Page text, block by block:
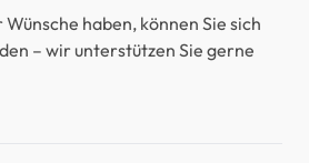
haben, können Sie sich
– wir unterstützen Sie gerne